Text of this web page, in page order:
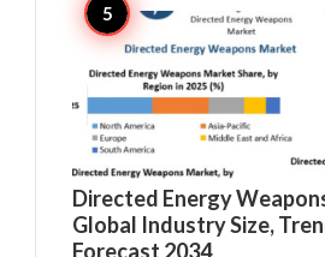
Directed Energy
Global Industry Size,
Forecast 2034